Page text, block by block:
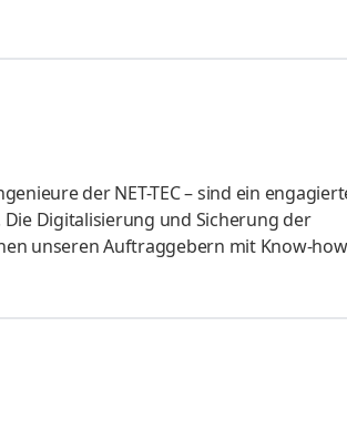
how in diesen Bereichen stellen wir
Erd- und Grundbau suchen wir für
der Bauleitung und Poliere
der NET-TEC – sind ein
Digitalisierung und Sicherung der
unseren Auftraggebern mit Know-
und Energienetzen zur
brauchen. WAS UNS WICHTIG IST Wir
unabhängig von deren